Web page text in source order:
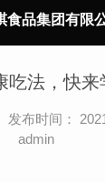
食品集团有限
法，快来
布时间：
admin